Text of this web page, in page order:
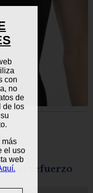
con
no
de
de los
más
el uso
web
sin refuerzo